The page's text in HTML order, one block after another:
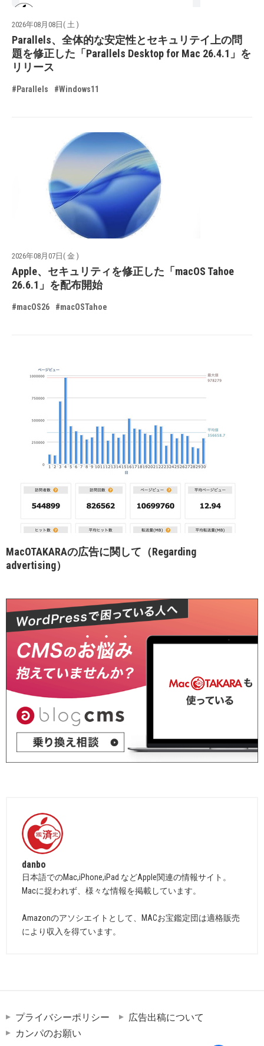
2026年08月08日( 土 )
Parallels、全体的な安定性とセキュリテイ上の問
題を修正した「Parallels Desktop for Mac 26.4.1」を
リリース
#Parallels #Windows11
2026年08月07日( 金 )
Apple、セキュリティを修正した「macOS Tahoe
26.6.1」を配布開始
#macOS26 #macOSTahoe
MacOTAKARAの広告に関して（Regarding
advertising）
danbo
日本語でのMac,iPhone,iPad などApple関連の情報サイト。
Macに捉われず、様々な情報を掲載しています。
Amazonのアソシエイトとして、MACお宝鑑定団は適格販売
により収入を得ています。
プライバシーポリシー
広告出稿について
カンパのお願い